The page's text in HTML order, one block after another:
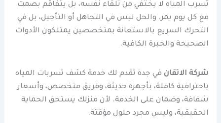
تسرب المياه لا يختفي من تلقاء نفسه، بل يتفاقم بصمت
مع كل يوم يمر. والحل ليس في التجاهل أو التأجيل، بل في
التحرك السريع بالاستعانة بمتخصصين يمتلكون الأدوات
الصحيحة والخبرة الكافية.
شركة الاتقان في جدة تقدم لك خدمة كشف تسربات المياه
باحترافية كاملة، بأجهزة حديثة، وفريق متخصص، وأسعار
شفافة، وضمان على الخدمة. لأن منزلك يستحق الحماية
الحقيقية، وليس مجرد حلول مؤقتة.